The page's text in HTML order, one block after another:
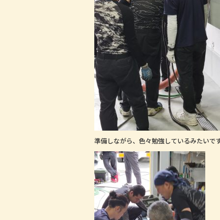
準備しながら、色々勉強しているみたいで